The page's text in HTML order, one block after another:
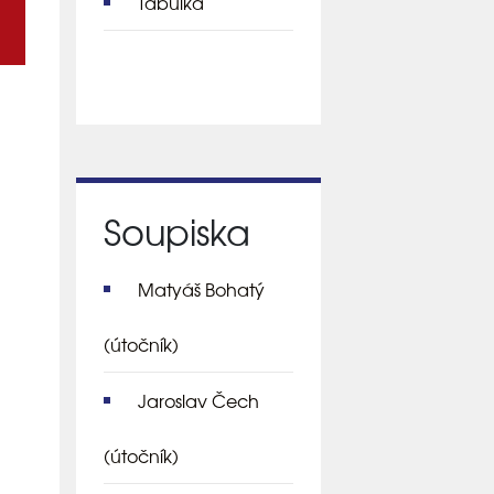
Soupiska
Matyáš Bohatý
(útočník)
Jaroslav Čech
(útočník)